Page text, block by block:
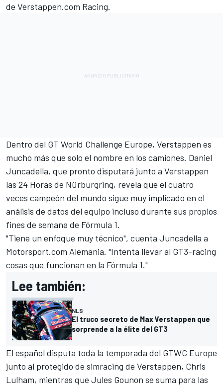
de Verstappen.com Racing.
Dentro del GT World Challenge Europe, Verstappen es
mucho más que solo el nombre en los camiones. Daniel
Juncadella, que pronto disputará junto a Verstappen
las 24 Horas de Nürburgring, revela que el cuatro
veces campeón del mundo sigue muy implicado en el
análisis de datos del equipo incluso durante sus propios
fines de semana de Fórmula 1.
"Tiene un enfoque muy técnico", cuenta Juncadella a
Motorsport.com Alemania. "Intenta llevar al GT3-racing
cosas que funcionan en la Fórmula 1."
Lee también:
NLS
El truco secreto de Max Verstappen que
sorprende a la élite del GT3
El español disputa toda la temporada del GTWC Europe
junto al protegido de simracing de Verstappen, Chris
Lulham, mientras que Jules Gounon se suma para las